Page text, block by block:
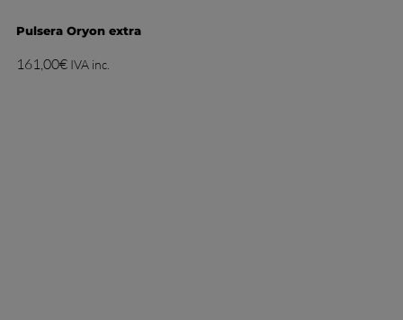
Pulsera Oryon extra
161,00€ IVA inc.